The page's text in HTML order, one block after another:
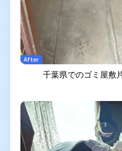
After
千葉県でのゴミ屋敷